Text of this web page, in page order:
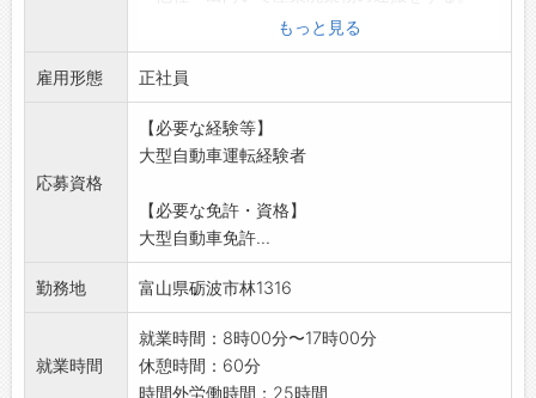
地域は県内外です。
(県外:岐阜、愛知、三重、新潟)
・中継槽内での作業
(例)汚泥の回収等
【変更範囲:変更なし】
※面接を希望される方は、事前にハローワーク
交付を受けてください
もっと見る
雇用形態 正社員
応募資格
【必要な経験等】
大型自動車運転経験者
【必要な免許・資格】
大型自動車免許...
勤務地 富山県砺波市林1316
就業時間
就業時間：8時00分〜17時00分
休憩時間：60分
時間外労働時間：25時間